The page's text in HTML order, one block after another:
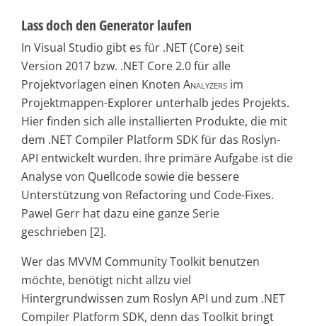
Lass doch den Generator laufen
In Visual Studio gibt es für .NET (Core) seit
Version 2017 bzw. .NET Core 2.0 für alle
Projektvorlagen einen Knoten Analyzers im
Projektmappen-Explorer unterhalb jedes Projekts.
Hier finden sich alle installierten Produkte, die mit
dem .NET Compiler Platform SDK für das Roslyn-
API entwickelt wurden. Ihre primäre Aufgabe ist die
Analyse von Quellcode sowie die bessere
Unterstützung von Refactoring und Code-Fixes.
Pawel Gerr hat dazu eine ganze Serie
geschrieben [2].
Wer das MVVM Community Toolkit benutzen
möchte, benötigt nicht allzu viel
Hintergrundwissen zum Roslyn API und zum .NET
Compiler Platform SDK, denn das Toolkit bringt